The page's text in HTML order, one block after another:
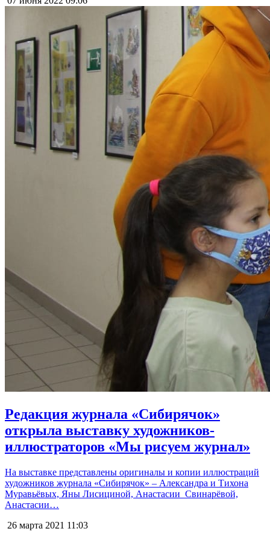
Редакция журнала «Сибирячок»
открыла выставку художников-
иллюстраторов «Мы рисуем журнал»
На выставке представлены оригиналы и копии иллюстраций
художников журнала «Сибирячок» – Александра и Тихона
Муравьёвых, Яны Лисициной, Анастасии Свинарёвой,
Анастасии…
26 марта 2021 11:03